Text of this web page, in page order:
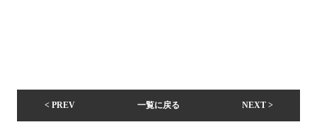
< PREV 一覧に戻る NEXT >